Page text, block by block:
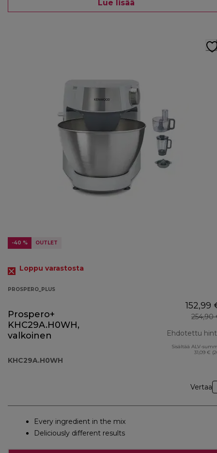
Lue lisää
-40 % OUTLET
Loppu varastosta
PROSPERO_PLUS
Prospero+
KHC29A.H0WH,
valkoinen
KHC29A.H0WH
152,99
254,90
Ehdotettu
Sisältää ALV-
31,09 €
Vertaa
Every ingredient in the mix
Deliciously different results